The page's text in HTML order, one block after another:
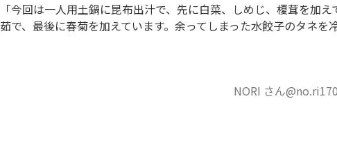
「今回は一人用土鍋に昆布出汁で、先に白菜、しめじ、榎茸を加
茹で、最後に春菊を加えています。余ってしまった水餃子のタネを
NORI さん